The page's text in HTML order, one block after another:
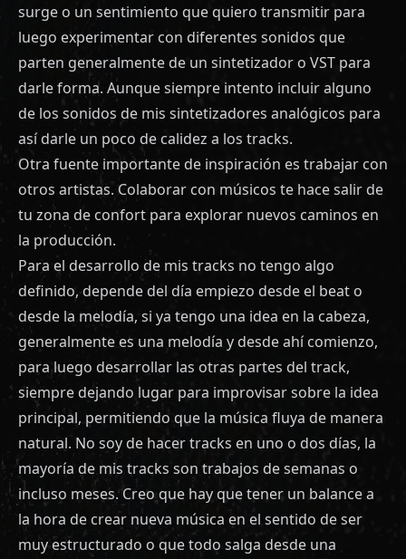
surge o un sentimiento que quiero transmitir para
luego experimentar con diferentes sonidos que
parten generalmente de un sintetizador o VST para
darle forma. Aunque siempre intento incluir alguno
de los sonidos de mis sintetizadores analógicos para
así darle un poco de calidez a los tracks.
Otra fuente importante de inspiración es trabajar con
otros artistas. Colaborar con músicos te hace salir de
tu zona de confort para explorar nuevos caminos en
la producción.
Para el desarrollo de mis tracks no tengo algo
definido, depende del día empiezo desde el beat o
desde la melodía, si ya tengo una idea en la cabeza,
generalmente es una melodía y desde ahí comienzo,
para luego desarrollar las otras partes del track,
siempre dejando lugar para improvisar sobre la idea
principal, permitiendo que la música fluya de manera
natural. No soy de hacer tracks en uno o dos días, la
mayoría de mis tracks son trabajos de semanas o
incluso meses. Creo que hay que tener un balance a
la hora de crear nueva música en el sentido de ser
muy estructurado o que todo salga desde una